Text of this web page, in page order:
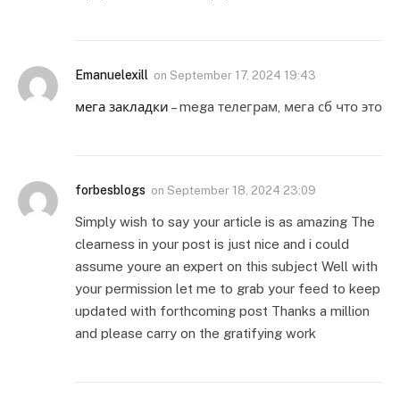
Emanuelexill on September 17, 2024 19:43
мега закладки – mega телеграм, мега сб что это
forbesblogs on September 18, 2024 23:09
Simply wish to say your article is as amazing The
clearness in your post is just nice and i could
assume youre an expert on this subject Well with
your permission let me to grab your feed to keep
updated with forthcoming post Thanks a million
and please carry on the gratifying work